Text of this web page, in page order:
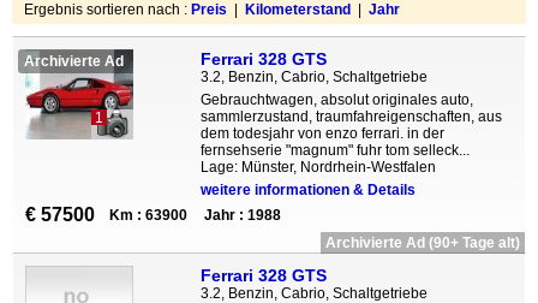
Ergebnis sortieren nach : Preis Kilometerstand Jahr
Archivierte Ad
1
Ferrari 328 GTS
3.2, Benzin, Cabrio, Schaltgetriebe
Gebrauchtwagen, absolut originales auto,
sammlerzustand, traumfahreigenschaften, aus
dem todesjahr von enzo ferrari. in der
fernsehserie "magnum" fuhr tom selleck...
Lage: Münster, Nordrhein-Westfalen
weitere informationen & Details
€ 57500 Km : 63900
Jahr : 1988
Archivierte Ad (90+ Tage alt)
Ferrari 328 GTS
3.2, Benzin, Cabrio, Schaltgetriebe